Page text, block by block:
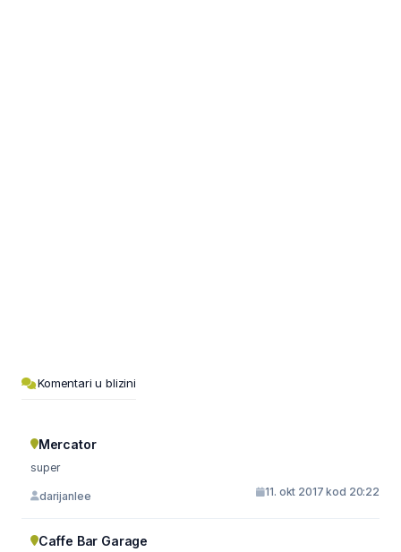
Komentari u blizini
Mercator
super
darijanlee 11. okt 2017 kod 20:22
Caffe Bar Garage